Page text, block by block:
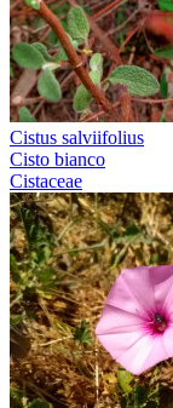
Cistus salviifolius
Cisto bianco
Cistaceae